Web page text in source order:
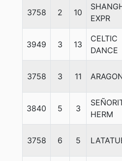
3758 2 10
EXPR
3949 3 13
CELTIC
DANCE
3758 3 11
3840 5 3
HERM
3758 6 5